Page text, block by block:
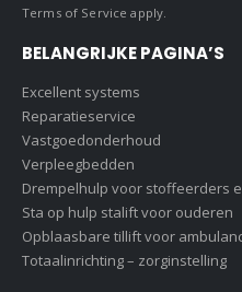
Terms of Service apply.
BELANGRIJKE PAGINA’S
Excellent systems
Reparatieservice
Vastgoedonderhoud
Verpleegbedden
Drempelhulp voor stoffeerders
Sta op hulp stalift voor ouderen
Opblaasbare tillift voor
Totaalinrichting – zorginstelling